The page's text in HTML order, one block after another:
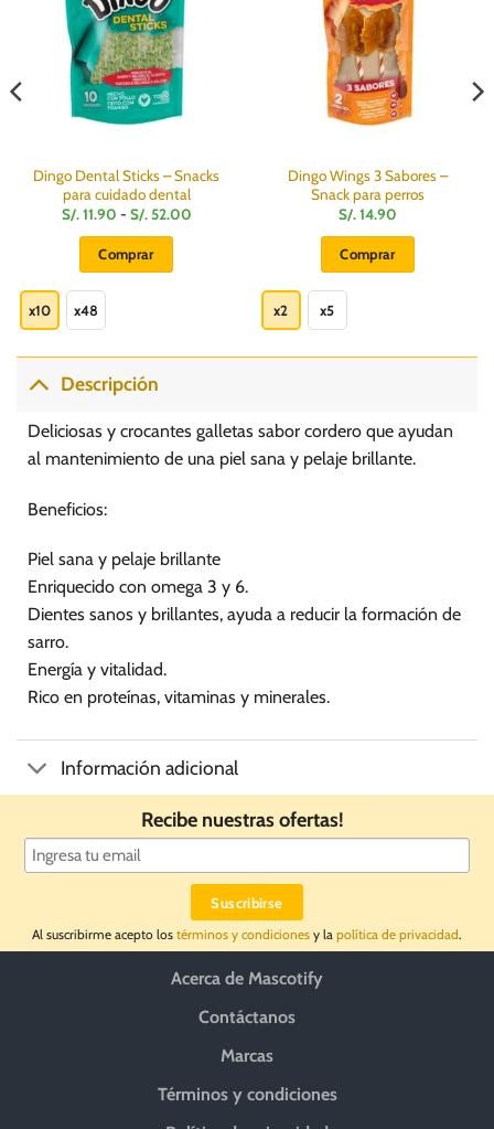
Dingo Dental Sticks – Snacks
para cuidado dental
S/.11.90 - S/. 52.00Rango
Comprar
variantes.
pueden
página
de
producto
x10 x48
Dingo Wings 3 Sabores –
Snack para perros
S/.14.90
Comprar
se
pueden
producto
x2 x5
Descripción
Deliciosas y crocantes galletas sabor cordero que ayudan
al mantenimiento de una piel sana y pelaje brillante.
Beneficios:
Piel sana y pelaje brillante
Enriquecido con omega 3 y 6.
Dientes sanos y brillantes, ayuda a reducir la formación de
sarro.
Energía y vitalidad.
Rico en proteínas, vitaminas y minerales.
Información adicional
Recibe nuestras ofertas!
Al suscribirme acepto los términos y condiciones y la política de privacidad.
Acerca de Mascotify
Contáctanos
Marcas
Términos y condiciones